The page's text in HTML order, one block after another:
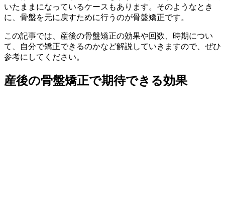
いたままになっているケースもあります。そのようなとき
に、骨盤を元に戻すために行うのが骨盤矯正です。
この記事では、産後の骨盤矯正の効果や回数、時期につい
て、自分で矯正できるのかなど解説していきますので、ぜひ
参考にしてください。
産後の骨盤矯正で期待できる効果